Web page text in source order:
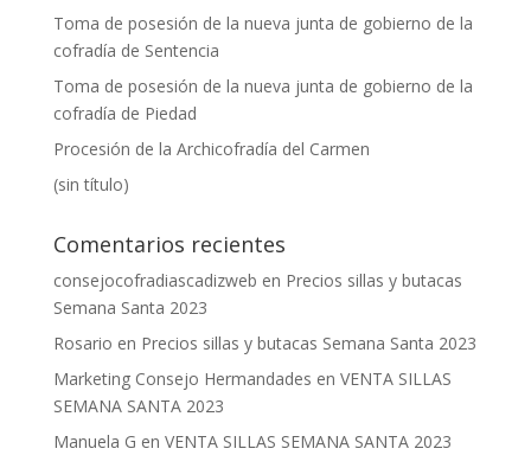
Toma de posesión de la nueva junta de gobierno de la
cofradía de Sentencia
Toma de posesión de la nueva junta de gobierno de la
cofradía de Piedad
Procesión de la Archicofradía del Carmen
(sin título)
Comentarios recientes
consejocofradiascadizweb en Precios sillas y butacas
Semana Santa 2023
Rosario en Precios sillas y butacas Semana Santa 2023
Marketing Consejo Hermandades en VENTA SILLAS
SEMANA SANTA 2023
Manuela G en VENTA SILLAS SEMANA SANTA 2023